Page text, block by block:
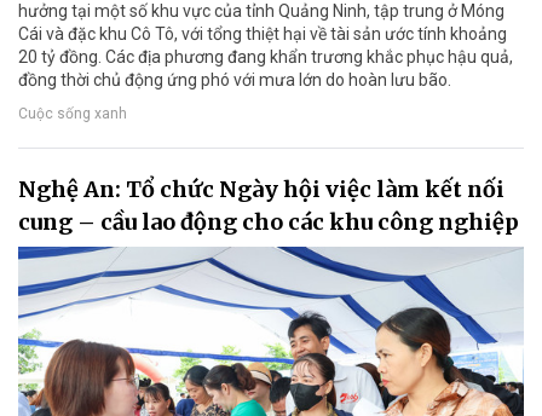
hưởng tại một số khu vực của tỉnh Quảng Ninh, tập trung ở Móng
Cái và đặc khu Cô Tô, với tổng thiệt hại về tài sản ước tính khoảng
20 tỷ đồng. Các địa phương đang khẩn trương khắc phục hậu quả,
đồng thời chủ động ứng phó với mưa lớn do hoàn lưu bão.
Cuộc sống xanh
Nghệ An: Tổ chức Ngày hội việc làm kết nối
cung – cầu lao động cho các khu công nghiệp